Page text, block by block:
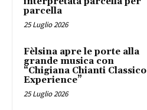
parcella
25 Luglio 2026
Fèlsina apre le porte alla
grande musica con
“Chigiana Chianti Classico
Experience”
25 Luglio 2026